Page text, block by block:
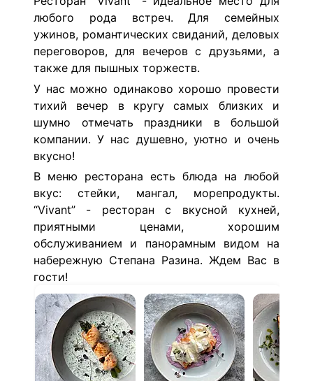
любого рода встреч. Для семейных
ужинов, романтических свиданий, деловых
переговоров, для вечеров с друзьями, а
также для пышных торжеств.
У нас можно одинаково хорошо провести
тихий вечер в кругу самых близких и
шумно отмечать праздники в большой
компании. У нас душевно, уютно и очень
вкусно!
В меню ресторана есть блюда на любой
вкус: стейки, мангал, морепродукты.
“Vivant” - ресторан с вкусной кухней,
приятными ценами, хорошим
обслуживанием и панорамным видом на
набережную Степана Разина. Ждем Вас в
гости!